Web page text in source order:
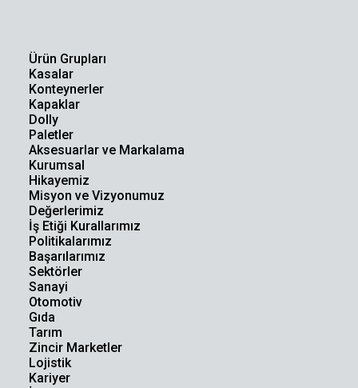
Ürün Grupları
Kasalar
Konteynerler
Kapaklar
Dolly
Paletler
Aksesuarlar ve Markalama
Kurumsal
Hikayemiz
Misyon ve Vizyonumuz
Değerlerimiz
İş Etiği Kurallarımız
Politikalarımız
Başarılarımız
Sektörler
Sanayi
Otomotiv
Gıda
Tarım
Zincir Marketler
Lojistik
Kariyer